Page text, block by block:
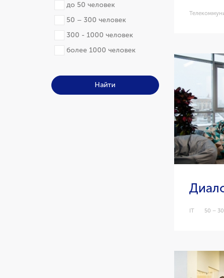
до 50 человек
50 – 300 человек
300 - 1000 человек
более 1000 человек
Найти
IT 50 –